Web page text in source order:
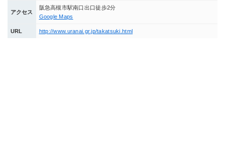
アクセス
阪急高槻市駅南口出口徒歩2分
Google Maps
URL http://www.uranai.gr.jp/takatsuki.html